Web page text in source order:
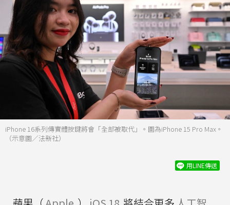
iPhone 16系列傳實體按鍵將會「全部被取代」。圖為iPhone 15 Pro Max。
（示意圖／法新社）
用LINE傳送